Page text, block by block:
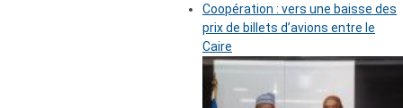
Coopération : vers une baisse des
prix de billets d’avions entre le
Caire